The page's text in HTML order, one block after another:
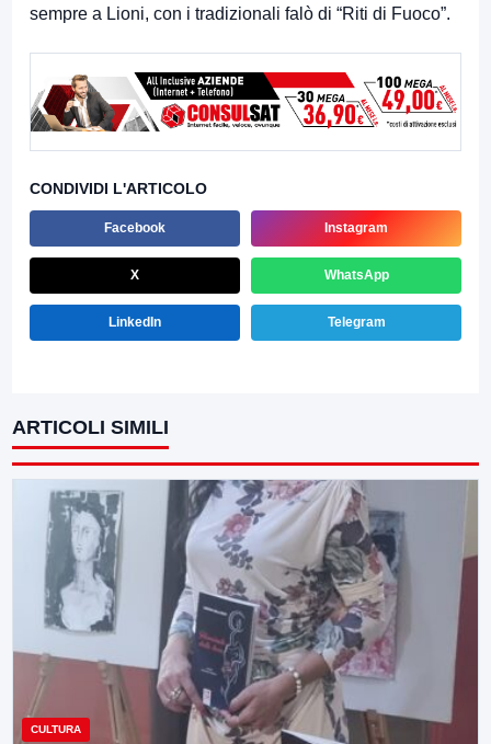
sempre a Lioni, con i tradizionali falò di “Riti di Fuoco”.
CONDIVIDI L'ARTICOLO
Facebook Instagram
X WhatsApp
LinkedIn Telegram
ARTICOLI SIMILI
CULTURA